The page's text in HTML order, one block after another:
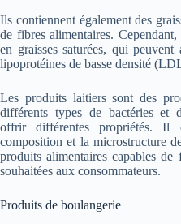
Ils contiennent également des
de fibres alimentaires.
en graisses saturées, qui
lipoprotéines de basse densité
Les produits laitiers sont des
différents types de bactéries et
offrir différentes propriétés. Il
composition et la microstructure
produits alimentaires capables
souhaitées aux consommateurs.
Produits de boulangerie